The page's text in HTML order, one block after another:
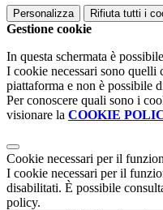
Personalizza Rifiuta tutti i
Gestione cookie
In questa schermata è
I cookie necessari sono quelli
piattaforma e non è possibile
Per conoscere quali sono i
visionare la COOKIE
Cookie necessari per il
I cookie necessari per il
disabilitati. È possibile
policy.